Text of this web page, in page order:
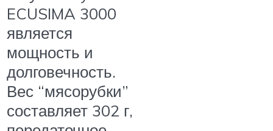
ECUSIMA 3000
является
мощность и
долговечность.
Вес “мясорубки”
составляет 302 г,